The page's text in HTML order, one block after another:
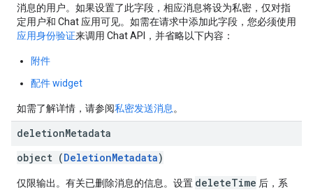
消息的用户。如果设置了此字段，相应消息将设为私密，仅对指
定用户和 Chat 应用可见。如需在请求中添加此字段，您必须使用
应用身份验证来调用 Chat API，并省略以下内容：
附件
配件 widget
如需了解详情，请参阅私密发送消息 。
deletionMetadata
object (DeletionMetadata)
仅限输出。有关已删除消息的信息。设置 deleteTime 后，系